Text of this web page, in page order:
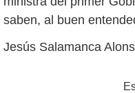
saben, al buen
Jesús Salamanca